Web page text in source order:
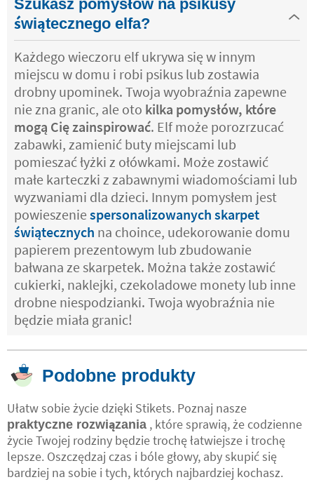
Szukasz pomysłów na psikusy
świątecznego elfa?
Każdego wieczoru elf ukrywa się w innym
miejscu w domu i robi psikus lub zostawia
drobny upominek. Twoja wyobraźnia zapewne
nie zna granic, ale oto kilka pomysłów, które
mogą Cię zainspirować. Elf może porozrzucać
zabawki, zamienić buty miejscami lub
pomieszać łyżki z ołówkami. Może zostawić
małe karteczki z zabawnymi wiadomościami lub
wyzwaniami dla dzieci. Innym pomysłem jest
powieszenie spersonalizowanych skarpet
świątecznych na choince, udekorowanie domu
papierem prezentowym lub zbudowanie
bałwana ze skarpetek. Można także zostawić
cukierki, naklejki, czekoladowe monety lub inne
drobne niespodzianki. Twoja wyobraźnia nie
będzie miała granic!
Podobne produkty
Ułatw sobie życie dzięki Stikets. Poznaj nasze
praktyczne rozwiązania , które sprawią, że codzienne
życie Twojej rodziny będzie trochę łatwiejsze i trochę
lepsze. Oszczędzaj czas i bóle głowy, aby skupić się
bardziej na sobie i tych, których najbardziej kochasz.